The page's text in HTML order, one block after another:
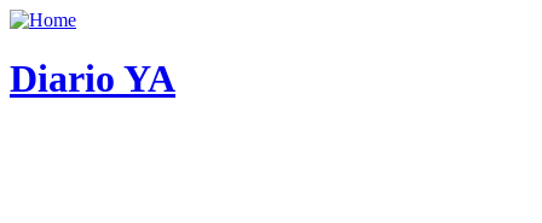
Diario YA